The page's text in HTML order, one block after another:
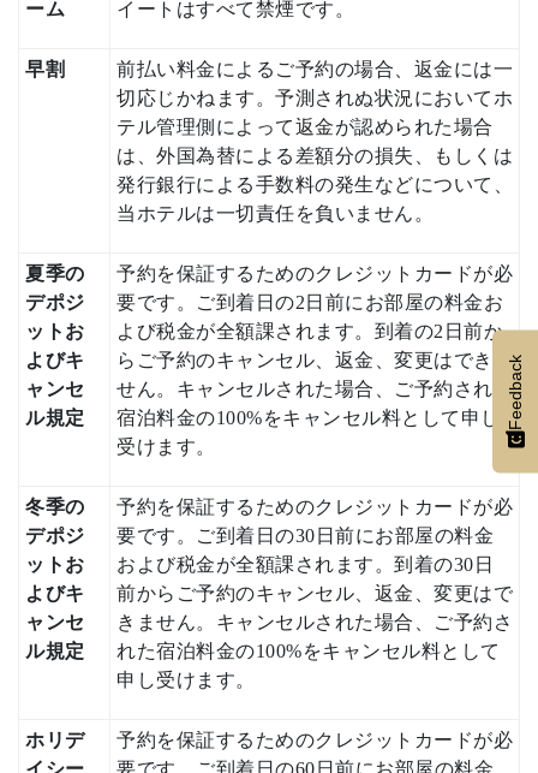
ーム イートはすべて禁煙です。
早割
前払い料金によるご予約の場合、返金には一
切応じかねます。予測されぬ状況においてホ
テル管理側によって返金が認められた場合
は、外国為替による差額分の損失、もしくは
発行銀行による手数料の発生などについて、
当ホテルは一切責任を負いません。
夏季の
デポジ
ットお
よびキ
ャンセ
ル規定
予約を保証するためのクレジットカードが必
要です。ご到着日の2日前にお部屋の料金お
よび税金が全額課されます。到着の2日前か
らご予約のキャンセル、返金、変更はできま
せん。キャンセルされた場合、ご予約された
宿泊料金の100%をキャンセル料として申し
受けます。
冬季の
デポジ
ットお
よびキ
ャンセ
ル規定
予約を保証するためのクレジットカードが必
要です。ご到着日の30日前にお部屋の料金
および税金が全額課されます。到着の30日
前からご予約のキャンセル、返金、変更はで
きません。キャンセルされた場合、ご予約さ
れた宿泊料金の100%をキャンセル料として
申し受けます。
ホリデ
イシー
予約を保証するためのクレジットカードが必
要です。ご到着日の60日前にお部屋の料金
Feedback